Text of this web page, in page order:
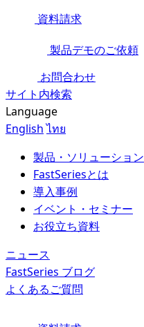
資料請求
製品デモのご依頼
お問合わせ
サイト内検索
Language
English ไทย
製品・ソリューション
FastSeriesとは
導入事例
イベント・セミナー
お役立ち資料
ニュース
FastSeries ブログ
よくあるご質問